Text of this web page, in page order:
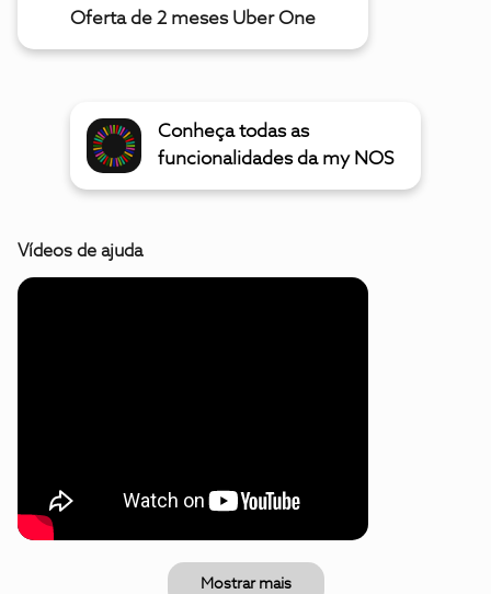
Oferta de 2 meses Uber One
Conheça todas as
funcionalidades da my NOS
Vídeos de ajuda
Mostrar mais